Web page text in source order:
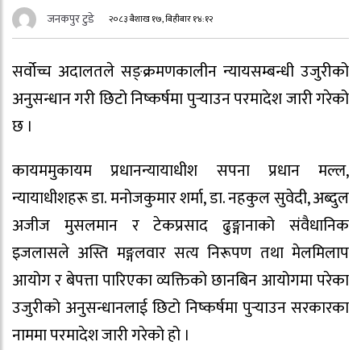
जनकपुर टुडे २०८३ बैशाख १७, बिहीबार १४:१२
सर्वोच्च अदालतले सङ्क्रमणकालीन न्यायसम्बन्धी उजुरीको
अनुसन्धान गरी छिटो निष्कर्षमा पुर्‍याउन परमादेश जारी गरेको
छ ।
कायममुकायम प्रधानन्यायाधीश सपना प्रधान मल्ल,
न्यायाधीशहरू डा. मनोजकुमार शर्मा, डा. नहकुल सुवेदी, अब्दुल
अजीज मुसलमान र टेकप्रसाद ढुङ्गानाको संवैधानिक
इजलासले अस्ति मङ्गलवार सत्य निरूपण तथा मेलमिलाप
आयोग र बेपत्ता पारिएका व्यक्तिको छानबिन आयोगमा परेका
उजुरीको अनुसन्धानलाई छिटो निष्कर्षमा पुर्‍याउन सरकारका
नाममा परमादेश जारी गरेको हो ।